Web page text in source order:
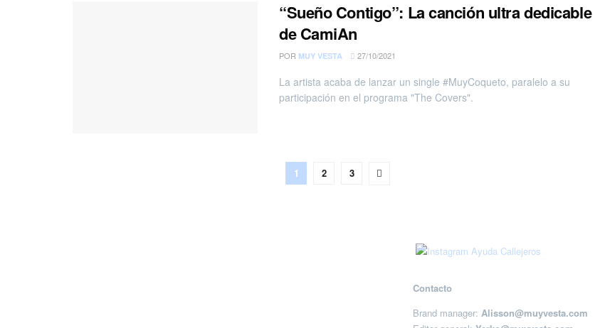
“Sueño Contigo”: La canción ultra dedicable
de CamiAn
POR MUY VESTA 27/10/2021
La artista acaba de lanzar un single #MuyCoqueto, paralelo a su
participación en el programa "The Covers".
1 2 3
Contacto
Brand manager: Alisson@muyvesta.com